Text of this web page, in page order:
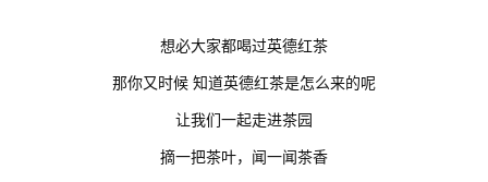
想必大家都喝过英德红茶
那你又时候 知道英德红茶是怎么来的呢
让我们一起走进茶园
摘一把茶叶，闻一闻茶香